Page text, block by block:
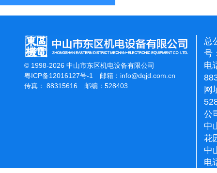
© 1998-2026 中山市东区机电设备有限公司
粤ICP备12016127号-1
邮箱： info@dqjd.com.cn
传真： 88315616 邮编：528403
总
号
电
网
公
中
花
中
电